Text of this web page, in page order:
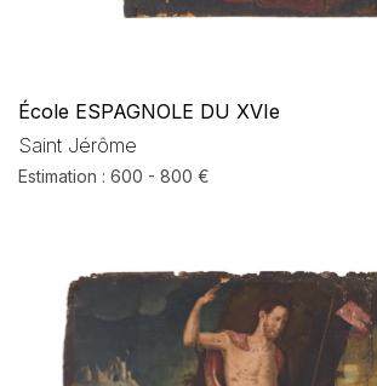
École ESPAGNOLE DU XVIe
Saint Jérôme
Estimation : 600 - 800 €